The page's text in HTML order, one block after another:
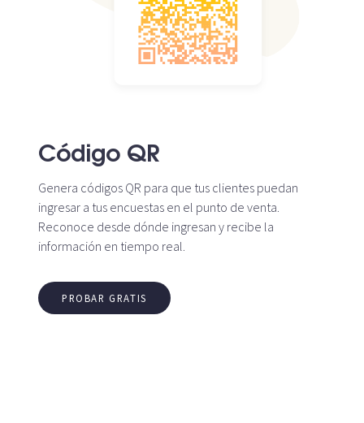
Código QR
Genera códigos QR para que tus clientes puedan
ingresar a tus encuestas en el punto de venta.
Reconoce desde dónde ingresan y recibe la
información en tiempo real.
PROBAR GRATIS